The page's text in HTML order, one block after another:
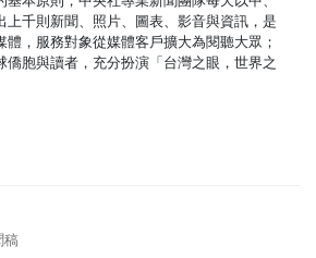
上千則新聞、照片、圖表、影音與資訊，是
體，服務對象從媒體客戶擴大為閱聽大眾；
僑胞與讀者，充分扮演「台灣之眼，世界之
稿